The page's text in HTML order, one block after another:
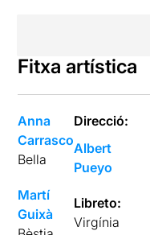
Fitxa artística
Anna
Carrasco
Bella
Martí
Guixà
Direcció:
Albert
Pueyo
Libreto:
Virgínia